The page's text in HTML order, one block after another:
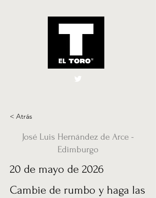
El Toro España
< Atrás
José Luis Hernández de Arce -
Edimburgo
20 de mayo de 2026
Cambie de rumbo y haga las